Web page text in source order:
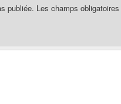
publiée. Les champs